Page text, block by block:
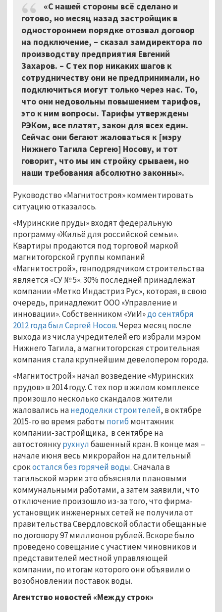
«С нашей стороны всё сделано и
готово, но месяц назад застройщик в
одностороннем порядке отозвал договор
на подключение, – сказал замдиректора по
производству предприятия Евгений
Захаров. – С тех пор никаких шагов к
сотрудничеству они не предпринимали, но
подключиться могут только через нас. То,
что они недовольны повышением тарифов,
это к ним вопросы. Тарифы утверждены
РЭКом, все платят, закон для всех един.
Сейчас они бегают жаловаться к [мэру
Нижнего Тагила Сергею] Носову, и тот
говорит, что мы им стройку срываем, но
наши требования абсолютно законны».
Руководство «Магнитостроя» комментировать
ситуацию отказалось.
«Муринские пруды» входят федеральную
программу «Жильё для российской семьи».
Квартиры продаются под торговой маркой
магнитогорской группы компаний
«Магнитострой», генподрядчиком строительства
является «СУ № 5». 30% последней принадлежат
компании «Метко Индастриз Рус», которая, в свою
очередь, принадлежит ООО «Управление и
инновации». Собственником «УиИ»до сентября
2012 года был Сергей Носов. Через месяц после
выхода из числа учредителей его избрали мэром
Нижнего Тагила, а магнитогорская строительная
компания стала крупнейшим девелопером города.
«Магнитострой» начал возведение «Муринских
прудов» в 2014 году. С тех пор в жилом комплексе
произошло несколько скандалов: жители
жаловались нанедоделки строителей, в октябре
2015-го во время работы погиб монтажник
компании-застройщика, в сентябре на
автостоянкурухнулбашенный кран. В конце мая –
начале июня весь микрорайон на длительный
срокостался без горячей воды. Сначала в
тагильской мэрии это объясняли плановыми
коммунальными работами, а затем заявили, что
отключение произошло из-за того, что фирма-
установщик инженерных сетей не получила от
правительства Свердловской области обещанные
по договору 97 миллионов рублей. Вскоре было
проведено совещание с участием чиновников и
представителей местной управляющей
компании, по итогам которого они объявили о
возобновлении поставок воды.
Агентство новостей «Между строк»